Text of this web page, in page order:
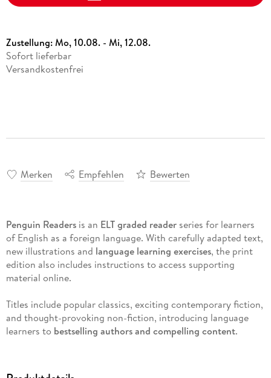
Zustellung:Mo, 10.08. - Mi, 12.08.
Sofort lieferbar
Versandkostenfrei
Merken Empfehlen Bewerten
Penguin Readersis an ELT graded readerseries for learners
of English as a foreign language. With carefully adapted text,
new illustrations and language learning exercises, the print
edition also includes instructions to access supporting
material online.
Titles include popular classics, exciting contemporary fiction,
and thought-provoking non-fiction, introducing language
learners to bestselling authors and compelling content.
European Framework of Reference for language learning